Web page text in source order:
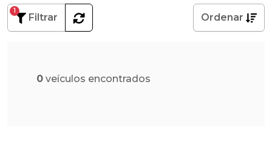
Filtrar
1
Ordenar
0 veículos encontrados